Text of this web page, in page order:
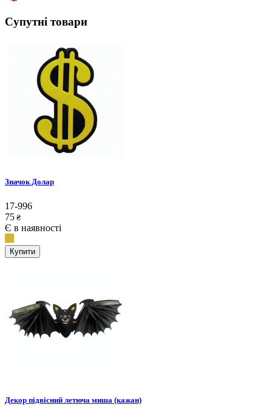
Супутні товари
Значок Долар
17-996
75 ₴
Є в наявності
Купити
Декор підвісний летюча миша (кажан)